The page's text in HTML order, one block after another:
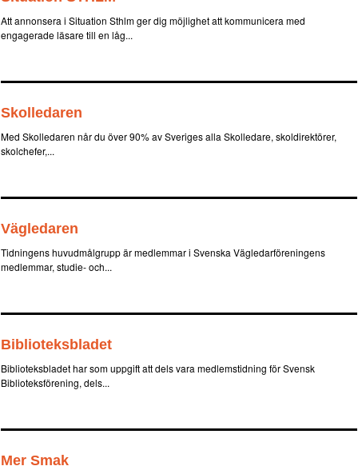
Att annonsera i Situation Sthlm ger dig möjlighet att kommunicera med
engagerade läsare till en låg...
Skolledaren
Med Skolledaren når du över 90% av Sveriges alla Skolledare, skoldirektörer,
skolchefer,...
Vägledaren
Tidningens huvudmålgrupp är medlemmar i Svenska Vägledarföreningens
medlemmar, studie- och...
Biblioteksbladet
Biblioteksbladet har som uppgift att dels vara medlemstidning för Svensk
Biblioteksförening, dels...
Mer Smak